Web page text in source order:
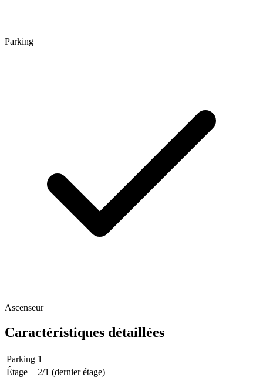
Parking
Ascenseur
Caractéristiques détaillées
Parking 1
Étage
2/1 (dernier étage)